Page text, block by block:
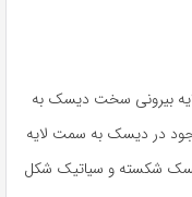
بیرونی سخت دیسک به
در دیسک به سمت لایه
شکسته و سیاتیک شکل